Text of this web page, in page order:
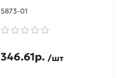
5873-01
346.61р. /шт